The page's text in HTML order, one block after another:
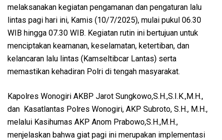
melaksanakan kegiatan pengamanan dan pengaturan lalu
lintas pagi hari ini, Kamis (10/7/2025), mulai pukul 06.30
WIB hingga 07.30 WIB. Kegiatan rutin ini bertujuan untuk
menciptakan keamanan, keselamatan, ketertiban, dan
kelancaran lalu lintas (Kamseltibcar Lantas) serta
memastikan kehadiran Polri di tengah masyarakat.
Kapolres Wonogiri AKBP Jarot Sungkowo,S.H.,S.I.K.,M.H.,
dan Kasatlantas Polres Wonogiri, AKP Subroto, S.H., M.H.,
melalui Kasihumas AKP Anom Prabowo,S.H.,M.H.,
menjelaskan bahwa giat pagi ini merupakan implementasi